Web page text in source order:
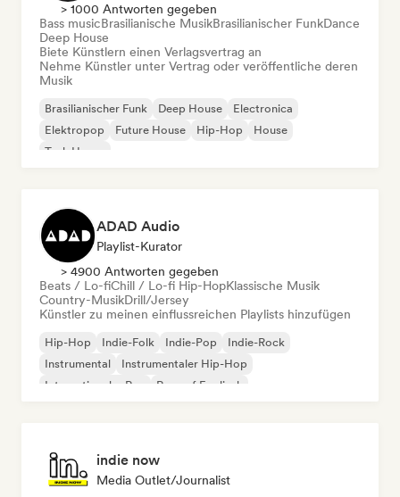
> 1000 Antworten gegeben
Bass musicBrasilianische MusikBrasilianischer FunkDance
Deep House
Biete Künstlern einen Verlagsvertrag an
Nehme Künstler unter Vertrag oder veröffentliche deren
Musik
Brasilianischer Funk Deep House
Electronica
Elektropop
Future House Hip-Hop
House
Tech House
ADAD Audio
Playlist-Kurator
> 4900 Antworten gegeben
Beats / Lo-fiChill / Lo-fi Hip-HopKlassische Musik
Country-MusikDrill/Jersey
Künstler zu meinen einflussreichen Playlists hinzufügen
Hip-Hop Indie-Folk Indie-Pop
Indie-Rock
Instrumental
Instrumentaler Hip-Hop
Internationaler Rap
Rap auf Englisch
indie now
Media Outlet/Journalist